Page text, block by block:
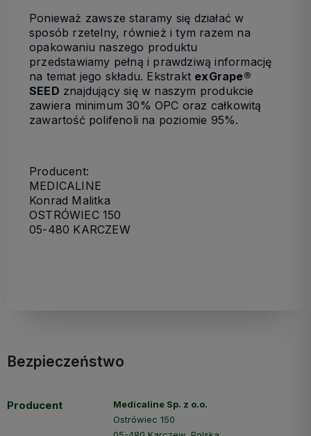
Ponieważ zawsze staramy się działać w
sposób rzetelny, również i tym razem na
opakowaniu naszego produktu
przedstawiamy pełną i prawdziwą informację
na temat jego składu. Ekstrakt exGrape®
SEED znajdujący się w naszym produkcie
zawiera minimum 30% OPC oraz całkowitą
zawartość polifenoli na poziomie 95%.
Producent:
MEDICALINE
Konrad Malitka
OSTRÓWIEC 150
05-480 KARCZEW
Bezpieczeństwo
Producent
Medicaline Sp. z o.o.
Ostrówiec 150